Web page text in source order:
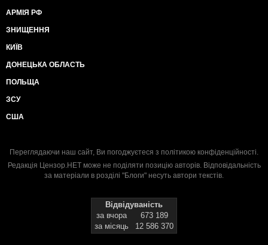
АРМІЯ РФ
ЗНИЩЕННЯ
КИЇВ
ДОНЕЦЬКА ОБЛАСТЬ
ПОЛЬЩА
ЗСУ
США
Переглядаючи наш сайт, Ви погоджуєтеся з політикою конфіденційності.
Редакція Цензор.НЕТ може не поділяти позицію авторів. Відповідальність
за матеріали в розділі "Блоги" несуть автори текстів.
Відвідуваність
за вчора
673 189
за місяць
12 586 370